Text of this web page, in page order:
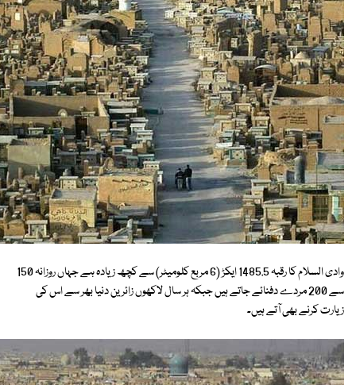
وادی السلام کا رقبہ 1485.5 ایکڑ (6 مربع کلومیٹر) سے کچھ زیادہ ہے جہاں روزانہ 150
سے 200 مردے دفنائے جاتے ہیں جبکہ ہر سال لاکھوں زائرین دنیا بھر سے اس کی
زیارت کرنے بھی آتے ہیں۔